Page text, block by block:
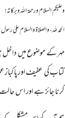
وعلیکم السلام ورحمة اللہ وبرکاته!
الحمد لله، والصلاة والسلام علىٰ رسول
مہر کے موضوع میں
کتاب کی عفیف
کرنا جائز ہے اور اس